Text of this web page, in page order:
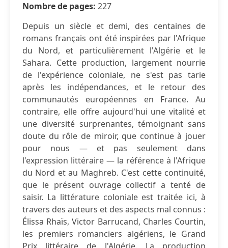
Nombre de pages: 227
Depuis un siècle et demi, des centaines de
romans français ont été inspirées par l'Afrique
du Nord, et particulièrement l'Algérie et le
Sahara. Cette production, largement nourrie
de l'expérience coloniale, ne s'est pas tarie
après les indépendances, et le retour des
communautés européennes en France. Au
contraire, elle offre aujourd'hui une vitalité et
une diversité surprenantes, témoignant sans
doute du rôle de miroir, que continue à jouer
pour nous — et pas seulement dans
l'expression littéraire — la référence à l'Afrique
du Nord et au Maghreb. C'est cette continuité,
que le présent ouvrage collectif a tenté de
saisir. La littérature coloniale est traitée ici, à
travers des auteurs et des aspects mal connus :
Élissa Rhaïs, Victor Barrucand, Charles Courtin,
les premiers romanciers algériens, le Grand